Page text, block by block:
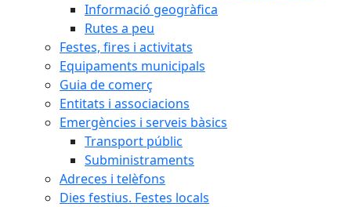
Informació geogràfica
Rutes a peu
Festes, fires i activitats
Equipaments municipals
Guia de comerç
Entitats i associacions
Emergències i serveis bàsics
Transport públic
Subministraments
Adreces i telèfons
Dies festius. Festes locals